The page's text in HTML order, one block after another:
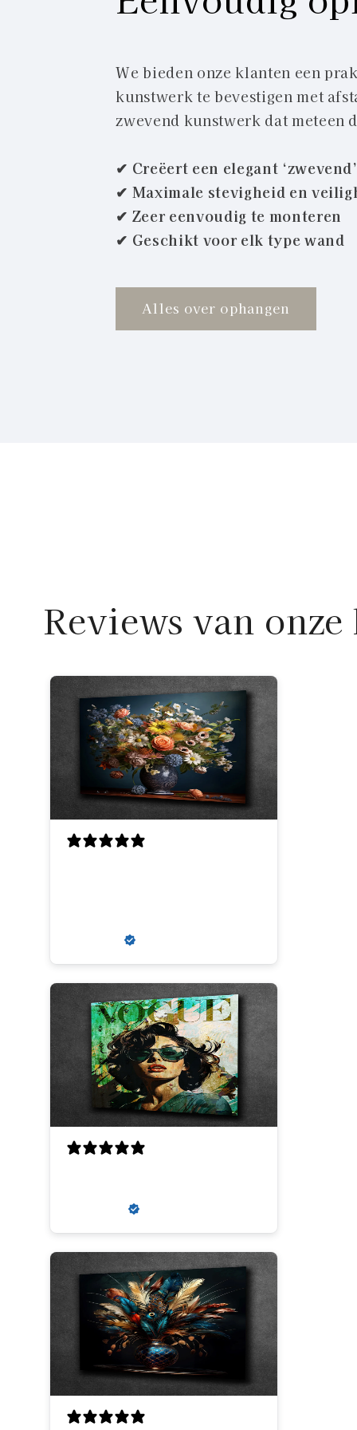
We bieden onze klanten een
kunstwerk te bevestigen met
zwevend kunstwerk dat meteen
✔ Creëert een elegant
✔ Maximale stevigheid en
✔ Zeer eenvoudig te monteren
✔ Geschikt voor elk type wand
Alles over ophangen
Reviews van
Louis V.